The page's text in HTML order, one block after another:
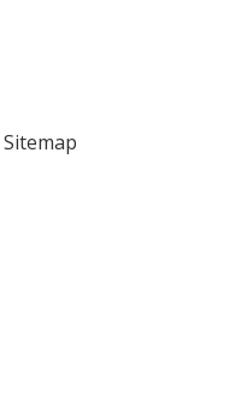
Sitemap